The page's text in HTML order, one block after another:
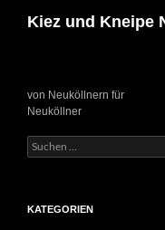
Inhalt
Kiez und Kneipe
von Neuköllnern für
Neuköllner
Suchen
nach:
KATEGORIEN